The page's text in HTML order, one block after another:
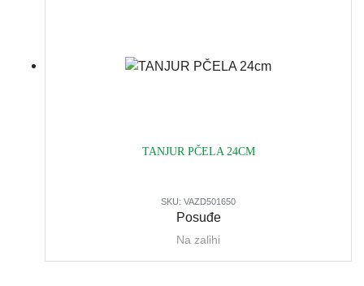
TANJUR PČELA 24CM
SKU: VAZD501650
Posuđe
Na zalihi